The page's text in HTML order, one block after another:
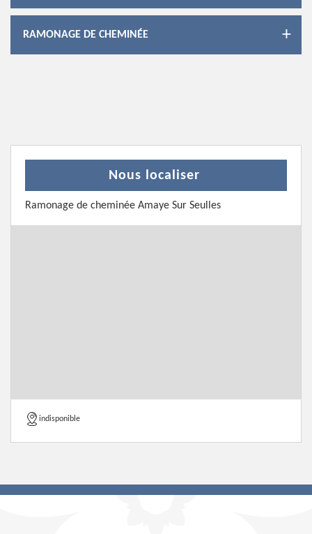
RAMONAGE DE CHEMINÉE
Nous localiser
Ramonage de cheminée Amaye Sur Seulles
indisponible